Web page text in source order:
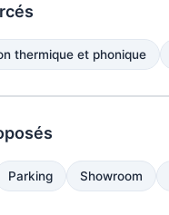
thermique et phonique
Parking Showroom